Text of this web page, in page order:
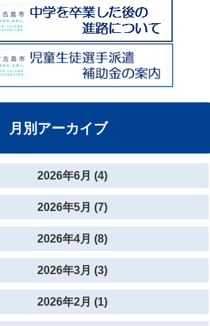
月別アーカイブ
2026年6月 (4)
2026年5月 (7)
2026年4月 (8)
2026年3月 (3)
2026年2月 (1)